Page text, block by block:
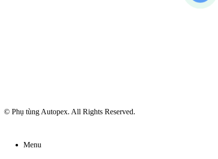
© Phụ tùng Autopex. All Rights Reserved.
Menu